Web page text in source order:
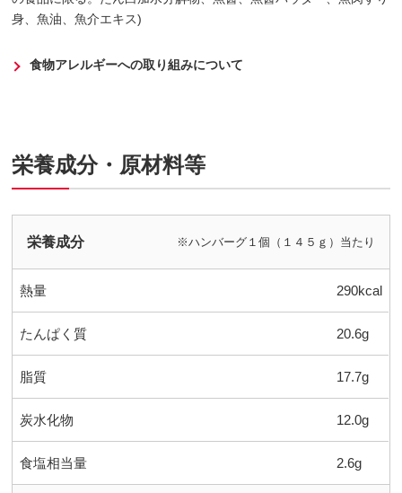
身、魚油、魚介エキス)
食物アレルギーへの取り組みについて
栄養成分・原材料等
栄養成分 ※ハンバーグ１個（１４５ｇ）当たり
熱量 290kcal
たんぱく質 20.6g
脂質 17.7g
炭水化物 12.0g
食塩相当量 2.6g